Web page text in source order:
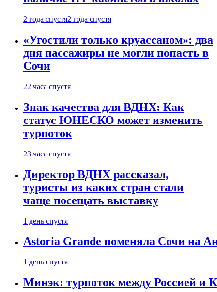
2 года спустя2 года спустя
«Угостили только круассаном»: два
дня пассажиры не могли попасть в
Сочи
22 часа спустя
Знак качества для ВДНХ: Как
статус ЮНЕСКО может изменить
турпоток
23 часа спустя
Директор ВДНХ рассказал,
туристы из каких стран стали
чаще посещать выставку
1 день спустя
Astoria Grande поменяла Сочи на
1 день спустя
Минэк: турпоток между Россией и